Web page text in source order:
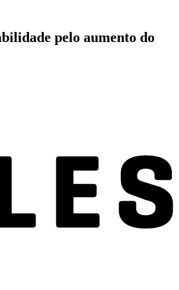
pelo aumento do